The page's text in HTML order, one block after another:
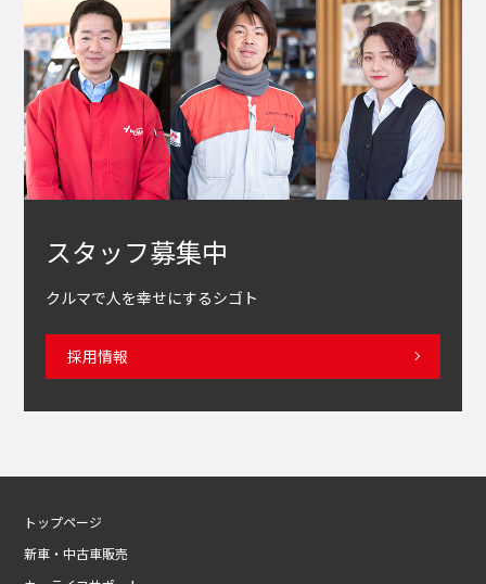
スタッフ募集中
クルマで人を幸せにするシゴト
採用情報
トップページ
新車・中古車販売